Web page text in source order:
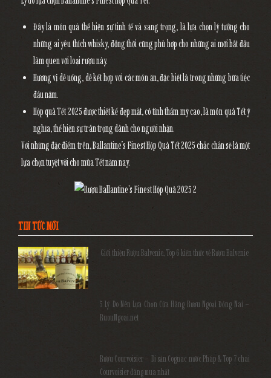
Đây là món quà thể hiện sự tinh tế và sang trọng, là lựa chọn lý tưởng cho
những ai yêu thích whisky, đồng thời cũng phù hợp cho những ai mới bắt đầu
làm quen với loại rượu này.
Hương vị dễ uống, dễ kết hợp với các món ăn, đặc biệt là trong những bữa tiệc
đầu năm.
Hộp quà Tết 2025 được thiết kế đẹp mắt, có tính thẩm mỹ cao, là món quà Tết ý
nghĩa, thể hiện sự trân trọng dành cho người nhận.
Với những đặc điểm trên, Ballantine’s Finest Hộp Quà Tết 2025 chắc chắn sẽ là một
lựa chọn tuyệt vời cho mùa Tết năm nay.
TIN TỨC MỚI
Giới thiệu Rượu Balvenie, Top 6 kiến thức về Rượu Balvenie
5 Lý Do Nên Lựa Chọn Cửa Hàng Rượu Ngoại Đồng Nai –
RuouNgoai.net
Rượu Courvoisier – Di sản Cognac nước Pháp & Top 7 chai
Courvoisier đáng mua nhất